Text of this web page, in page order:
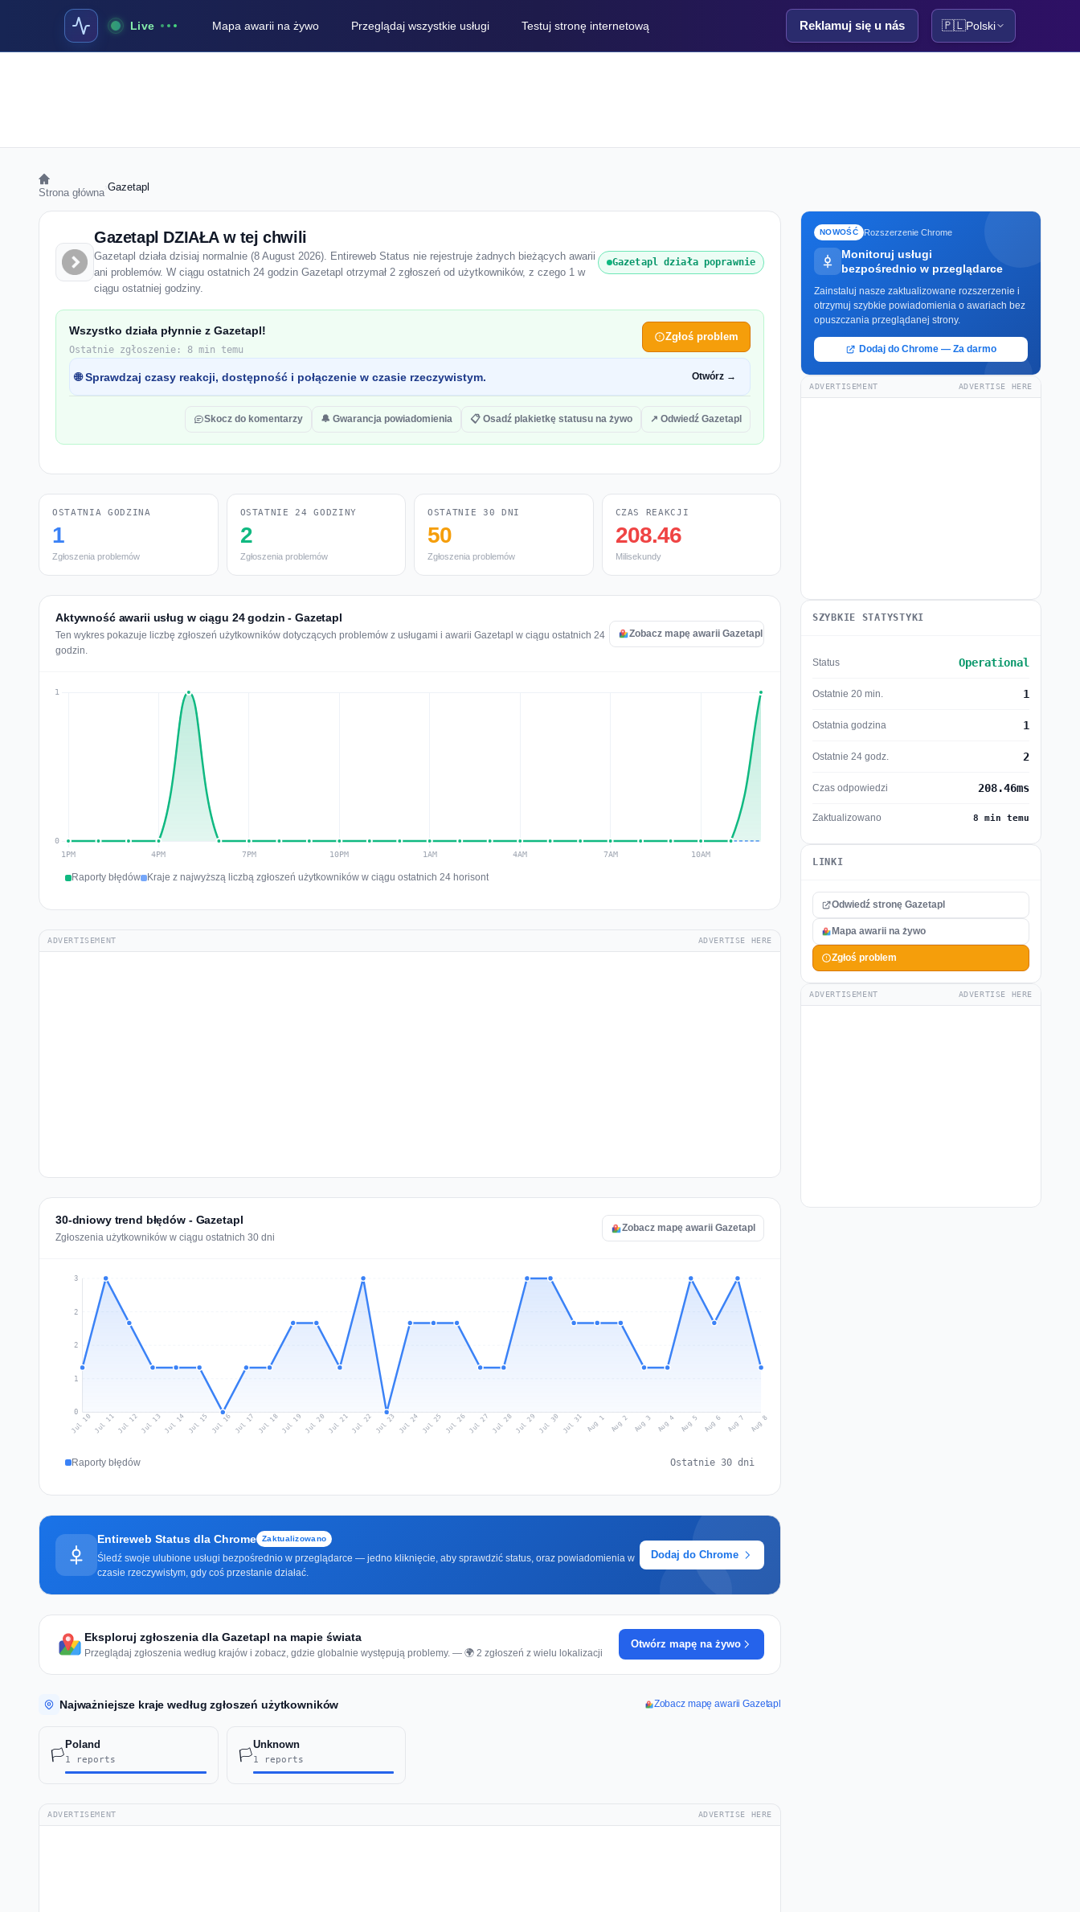
Live Mapa awarii na żywo Przeglądaj wszystkie usługi Testuj stronę internetową Reklamuj się u nás 🇵🇱Polski
Strona główna Gazetapl
Gazetapl DZIAŁA w tej chwili
Gazetapl działa dzisiaj normalnie (8 August 2026). Entireweb Status nie rejestruje żadnych bieżących awarii
ani problemów. W ciągu ostatnich 24 godzin Gazetapl otrzymał 2 zgłoszeń od użytkowników, z czego 1 w
ciągu ostatniej godziny.
Gazetapl działa poprawnie
Wszystko działa płynnie z Gazetapl!
Ostatnie zgłoszenie: 8 min temu
Zgłoś problem
🌐 Sprawdzaj czasy reakcji, dostępność i połączenie w czasie rzeczywistym. Otwórz →
Skocz do komentarzy 🔔 Gwarancja powiadomienia 📋 Osadź plakietkę statusu na żywo ↗ Odwiedź Gazetapl
OSTATNIA GODZINA
1
Zgłoszenia problemów
OSTATNIE 24 GODZINY
2
Zgłoszenia problemów
OSTATNIE 30 DNI
50
Zgłoszenia problemów
CZAS REAKCJI
208.46
Milisekundy
Aktywność awarii usług w ciągu 24 godzin - Gazetapl
Ten wykres pokazuje liczbę zgłoszeń użytkowników dotyczących problemów z usługami i awarii Gazetapl w ciągu ostatnich 24
godzin.
Zobacz mapę awarii Gazetapl
Raporty błędów Kraje z najwyższą liczbą zgłoszeń użytkowników w ciągu ostatnich 24 horisont
ADVERTISEMENT ADVERTISE HERE
30-dniowy trend błędów - Gazetapl
Zgłoszenia użytkowników w ciągu ostatnich 30 dni
Zobacz mapę awarii Gazetapl
0
1
2
2
3
Jul 10 Jul 11Jul 12Jul 13 Jul 14 Jul 15 Jul 16 Jul 17 Jul 18Jul 19 Jul 20 Jul 21Jul 22 Jul 23 Jul 24 Jul 25 Jul 26Jul 27 Jul 28Jul 29 Jul 30 Jul 31 Aug 1 Aug 2 Aug 3 Aug 4 Aug 5 Aug 6 Aug 7 Aug 8
Raporty błędów Ostatnie 30 dni
Entireweb Status dla Chrome Zaktualizowano
Śledź swoje ulubione usługi bezpośrednio w przeglądarce — jedno kliknięcie, aby sprawdzić status, oraz powiadomienia w
czasie rzeczywistym, gdy coś przestanie działać.
Dodaj do Chrome
Eksploruj zgłoszenia dla Gazetapl na mapie świata
Przeglądaj zgłoszenia według krajów i zobacz, gdzie globalnie występują problemy. — 🌍 2 zgłoszeń z wielu lokalizacji
Otwórz mapę na żywo
Najważniejsze kraje według zgłoszeń użytkowników Zobacz mapę awarii Gazetapl
🏳️
Poland
1 reports 🏳️
Unknown
1 reports
ADVERTISEMENT ADVERTISE HERE
NOWOŚĆ Rozszerzenie Chrome
Monitoruj usługi
bezpośrednio w przeglądarce
Zainstaluj nasze zaktualizowane rozszerzenie i
otrzymuj szybkie powiadomienia o awariach bez
opuszczania przeglądanej strony.
Dodaj do Chrome — Za darmo
ADVERTISEMENT ADVERTISE HERE
SZYBKIE STATYSTYKI
Status Operational
Ostatnie 20 min. 1
Ostatnia godzina 1
Ostatnie 24 godz. 2
Czas odpowiedzi 208.46ms
Zaktualizowano 8 min temu
LINKI
Odwiedź stronę Gazetapl
Mapa awarii na żywo
Zgłoś problem
ADVERTISEMENT ADVERTISE HERE